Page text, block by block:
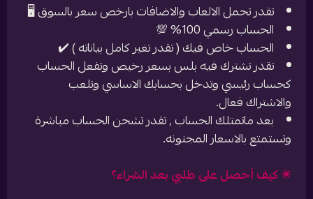
تقدر تحمل الالعاب والاضافات بارخص سعر بالسوق 🖥
الحساب رسمي 100% 💯
الحساب خاص فيك ( تقدر تغير كامل بياناته ) ✔️
تقدر تشترك فيه بلس بسعر رخيص وتفعل الحساب
كحساب رئيسي وتدخل بحسابك الاساسي وتلعب
والاشتراك فعال.
بعد ماتمتلك الحساب , تقدر تشحن الحساب مباشرة
وتستمتع بالاسعار المجنونه.
✴️ كيف أحصل على طلبي بعد الشراء؟